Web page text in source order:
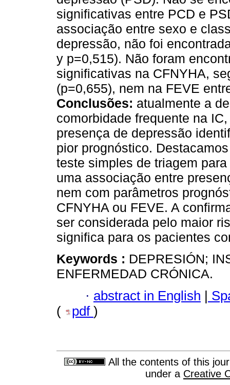
significativas entre PCD e
associação entre sexo e
depressão, não foi
y p=0,515). Não foram
significativas na CFNYHA,
(p=0,655), nem na FEVE
Conclusões: atualmente a
comorbidade frequente na
presença de depressão
pior prognóstico.
teste simples de triagem
uma associação entre
nem com parâmetros
CFNYHA ou FEVE. A
ser considerada pelo maior
significa para os pacientes
Keywords : DEPRESIÓN;
ENFERMEDAD CRÓNICA.
· abstract in English |
(
pdf )
All the contents of this
under a Creative